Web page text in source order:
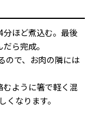
ほど煮込む。最後
ら完成。
ので、お肉の隣には
ように箸で軽く混
なります。